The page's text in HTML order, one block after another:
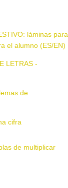
láminas para
el alumno (ES/EN)
LETRAS -
de
cifra
de multiplicar